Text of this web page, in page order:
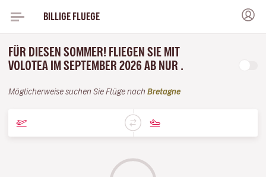
BILLIGE FLUEGE
FÜR DIESEN SOMMER! FLIEGEN SIE MIT
VOLOTEA IM SEPTEMBER 2026 AB NUR .
Möglicherweise suchen Sie Flüge nach Bretagne